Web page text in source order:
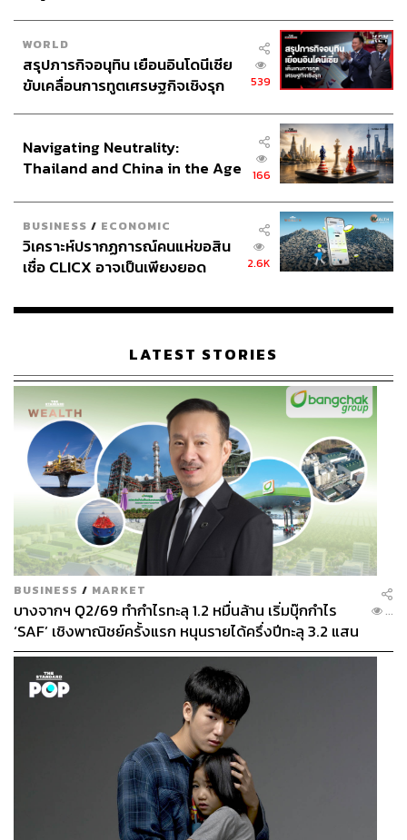
WORLD
สรุปภารกิจอนุทิน เยือนอินโดนีเซีย
ขับเคลื่อนการทูตเศรษฐกิจเชิงรุก
539
Navigating Neutrality:
Thailand and China in the Age
166
BUSINESS / ECONOMIC
วิเคราะห์ปรากฏการณ์คนแห่ขอสิน
เชื่อ CLICX อาจเป็นเพียงยอด
เรือนไทยที่ถูกซุกไว้
2.6K
LATEST STORIES
BUSINESS / MARKET
บางจากฯ Q2/69 ทำกำไรทะลุ 1.2 หมื่นล้าน เริ่มบุ๊กกำไร
‘SAF’ เชิงพาณิชย์ครั้งแรก หนุนรายได้ครึ่งปีทะลุ 3.2 แสน
ล้าน
...